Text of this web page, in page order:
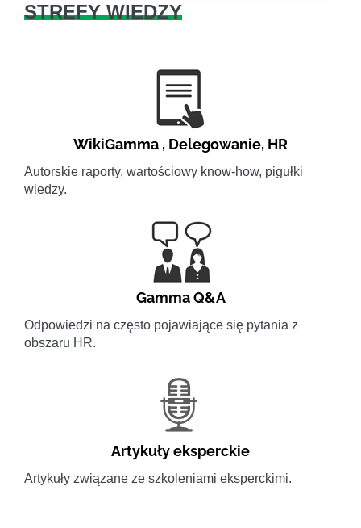
STREFY WIEDZY
WikiGamma , Delegowanie, HR
Autorskie raporty, wartościowy know-how, pigułki
wiedzy.
Gamma Q&A
Odpowiedzi na często pojawiające się pytania z
obszaru HR.
Artykuły eksperckie
Artykuły związane ze szkoleniami eksperckimi.